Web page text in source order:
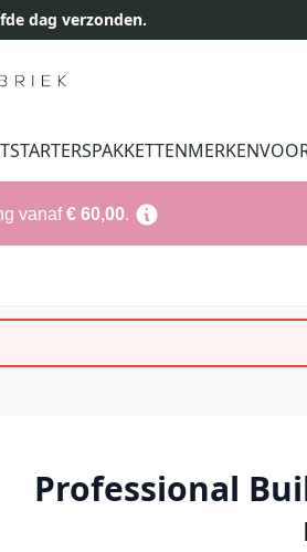
dag verzonden.
STARTERSPAKKETTENMERKEN
vanaf€ 60,00.
Professional